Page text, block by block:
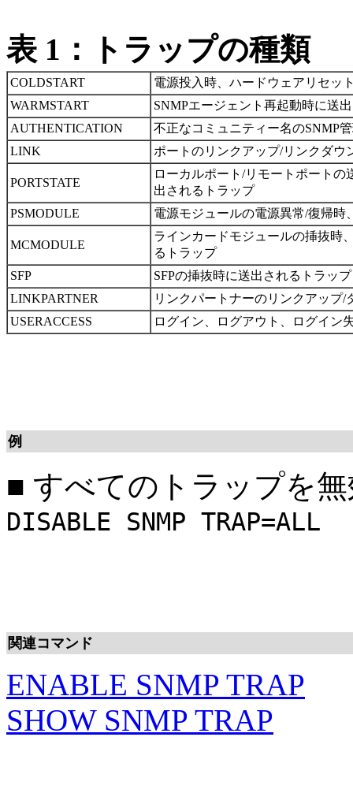
表 1：トラップの種類
COLDSTART
電源投入時、ハードウェアリセッ
WARMSTART
SNMPエージェント再起動時に送
AUTHENTICATION
不正なコミュニティー名のSNMP
LINK
ポートのリンクアップ/リンクダウ
PORTSTATE
ローカルポート/リモートポート
出されるトラップ
PSMODULE
電源モジュールの電源異常/復帰
MCMODULE
ラインカードモジュールの挿抜時
るトラップ
SFP
SFPの挿抜時に送出されるトラップ
LINKPARTNER
リンクパートナーのリンクアップ
USERACCESS
ログイン、ログアウト、ログイン
例
■ すべてのトラップを
DISABLE SNMP TRAP=ALL
関連コマンド
ENABLE SNMP TRAP
SHOW SNMP TRAP